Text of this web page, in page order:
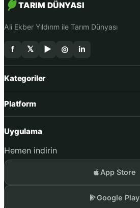
TARIM DÜNYASI
Ali Ekber Yıldırım ile Tarım Dünyası
f 𝕏 ▶ ◎ in
Kategoriler
Platform
Uygulama
Hemen indirin
App Store
Google Play